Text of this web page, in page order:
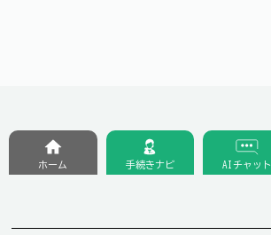
ホーム 手続きナビ AIチャット